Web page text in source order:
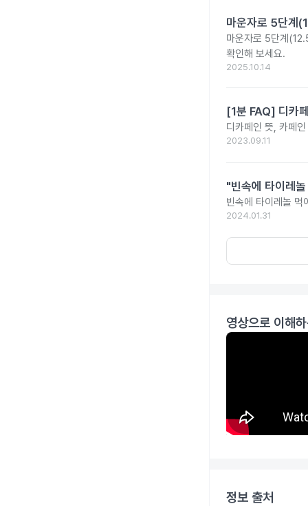
마운자로 5단계
마운자로 5단계
확인해 보세요.
2025.10.14
[1분 FAQ] 디카
디카페인 뜻, 카페
2023.09.11
"빈속에 타이레
빈속에 타이레놀 먹
2024.01.31
영상으로 이해
정보 출처